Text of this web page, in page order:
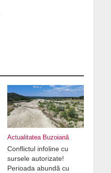
Actualitatea Buzoiană
Conflictul infoline cu
sursele autorizate!
Perioada abundă cu